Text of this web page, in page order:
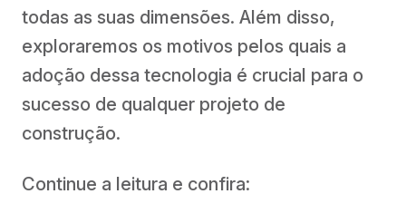
todas as suas dimensões. Além disso,
exploraremos os motivos pelos quais a
adoção dessa tecnologia é crucial para o
sucesso de qualquer projeto de
construção.
Continue a leitura e confira: